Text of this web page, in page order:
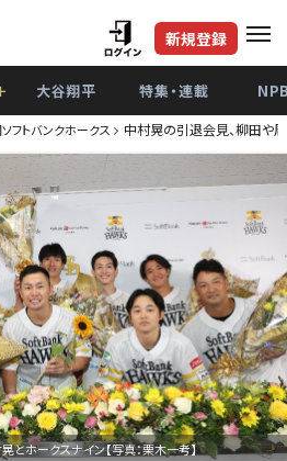
新規登録
大谷翔平 特集・連載
フトバンクホークス 中村晃の引退会見、柳田や
とホークスナイン【写真：栗木一考】